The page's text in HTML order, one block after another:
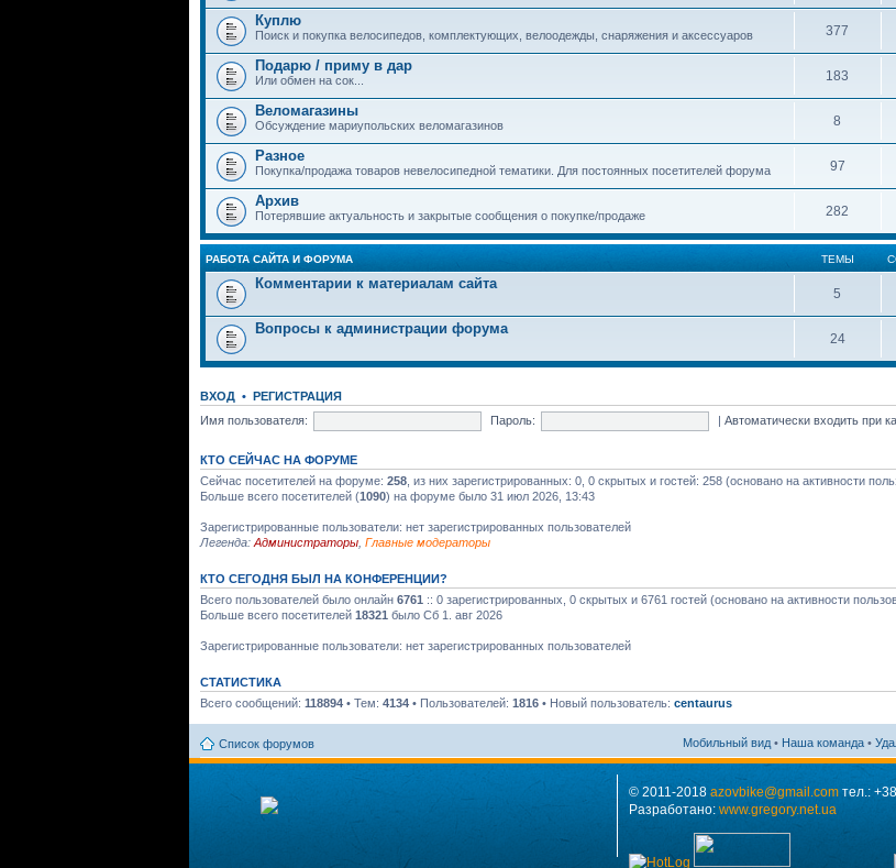
Куплю
Поиск и покупка велосипедов, комплектующих, велоодежды, снаряжения и аксессуаров 377
Подарю / приму в дар
Или обмен на сок... 183
Веломагазины
Обсуждение мариупольских веломагазинов 8
Разное
Покупка/продажа товаров невелосипедной тематики. Для постоянных посетителей форума 97
Архив
Потерявшие актуальность и закрытые сообщения о покупке/продаже 282
РАБОТА САЙТА И ФОРУМА ТЕМЫ
Комментарии к материалам сайта
5
Вопросы к администрации форума
24
ВХОД • РЕГИСТРАЦИЯ
Имя пользователя:
Пароль: | Автоматически входить при
КТО СЕЙЧАС НА ФОРУМЕ
Сейчас посетителей на форуме: 258 , из них зарегистрированных: 0, 0 скрытых и гостей: 258 (основано на активности
Больше всего посетителей (1090) на форуме было 31 июл 2026, 13:43
Зарегистрированные пользователи: нет зарегистрированных пользователей
Легенда: Администраторы Главные модераторы
КТО СЕГОДНЯ БЫЛ НА КОНФЕРЕНЦИИ?
Всего пользователей было онлайн 6761 :: 0 зарегистрированных, 0 скрытых и 6761 гостей (основано на активности
Больше всего посетителей 18321 было Сб 1. авг 2026
Зарегистрированные пользователи: нет зарегистрированных пользователей
СТАТИСТИКА
Всего сообщений: 118894 • Тем: 4134 • Пользователей: 1816 • Новый пользователь: centaurus
Список форумов Мобильный вид • Наша команда •
© 2011-2018 azovbike@gmail.com тел.:
Разработано: www.gregory.net.ua